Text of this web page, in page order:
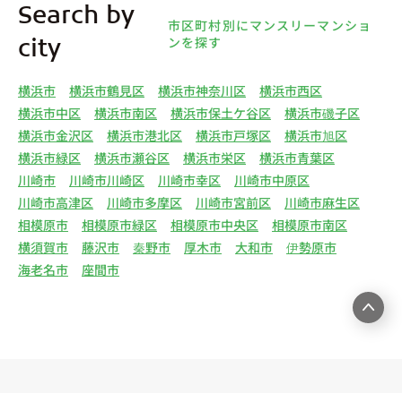
下記（1）～（13）における利用目的のために利用
し、また、利用目的を達成するために必要な範囲で
リー物件の紹介、利用契約に関する連絡、利用契約
の締結、履行。（2）弊社の他のマンスリー物件お
よびサービスの紹介ならびにお客様・オーナー様に
とって有用と思われる弊社提携先の商品・サービス
等を紹介するためのダイレクトメール、住環境向上
のためのアンケート等の発送（3）賃貸事業におけ
る情報・サービスを提供するための郵便物、電話、
電子メールまたは訪問等による営業活動（4）不動
産物件の紹介・賃貸借契約・サブリース契約等の締
結、履行および契約管理、契約後管理（5）弊社ホ
Search by
city
市区町村別にマンスリーマンショ
ンを探す
横浜市 横浜市鶴見区 横浜市神奈川区
横浜市西区
横浜市中区
横浜市南区 横浜市保土ケ谷区
横浜市磯子区
横浜市金沢区
横浜市港北区 横浜市戸塚区
横浜市旭区
横浜市緑区
横浜市瀬谷区 横浜市栄区
横浜市青葉区
川崎市
川崎市川崎区 川崎市幸区
川崎市中原区
川崎市高津区
川崎市多摩区 川崎市宮前区
川崎市麻生区
相模原市
相模原市緑区 相模原市中央区
相模原市南区
横須賀市
藤沢市 秦野市 厚木市 大和市
伊勢原市
海老名市
座間市